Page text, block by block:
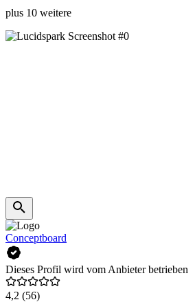
plus 10 weitere
Conceptboard
Dieses Profil wird vom Anbieter betrieben
4,2 (56)